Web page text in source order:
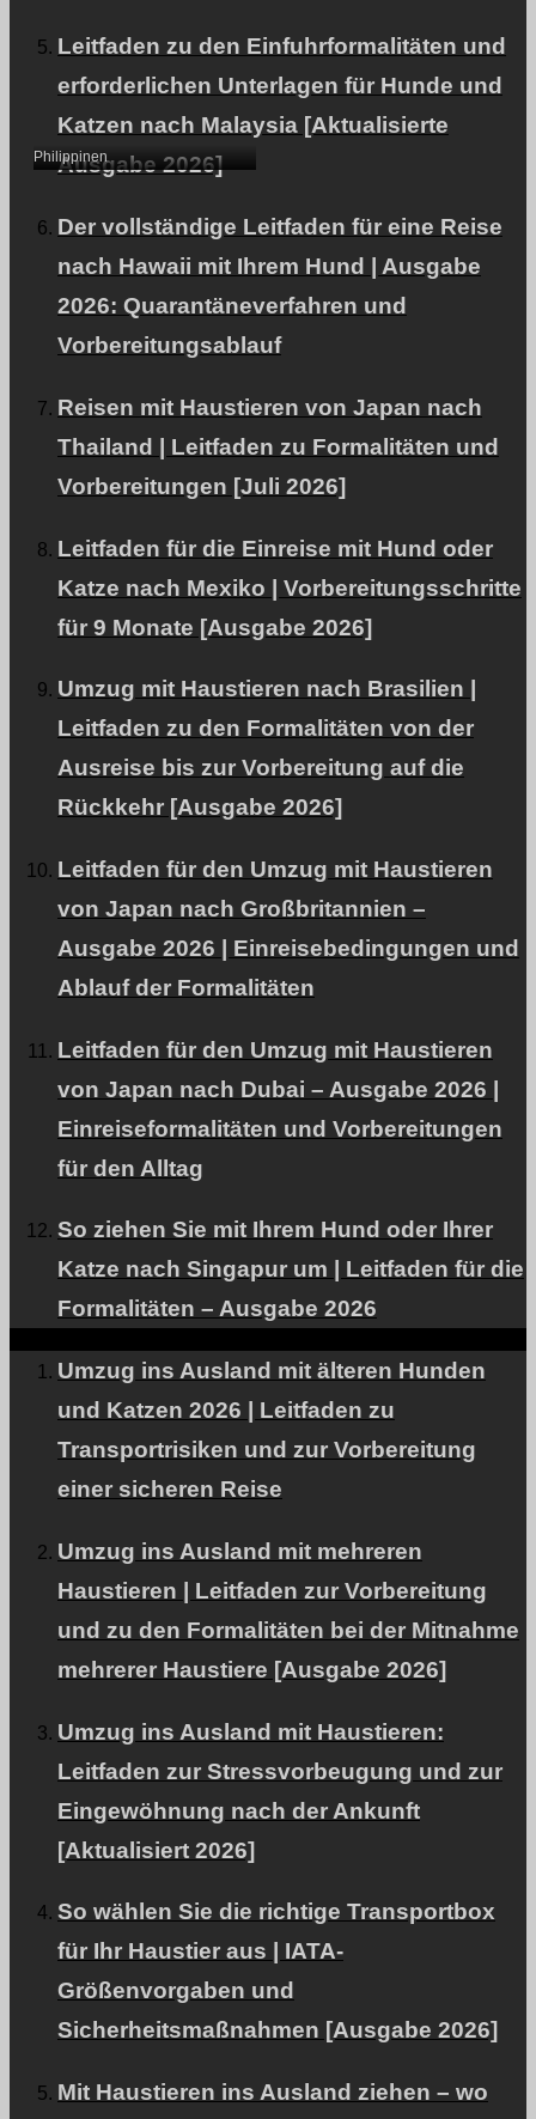
Leitfaden zu den Einfuhrformalitäten und
erforderlichen Unterlagen für Hunde und
Katzen nach Malaysia [Aktualisierte
Ausgabe 2026]
Der vollständige Leitfaden für eine Reise
nach Hawaii mit Ihrem Hund | Ausgabe
2026: Quarantäneverfahren und
Vorbereitungsablauf
Reisen mit Haustieren von Japan nach
Thailand | Leitfaden zu Formalitäten und
Vorbereitungen [Juli 2026]
Leitfaden für die Einreise mit Hund oder
Katze nach Mexiko | Vorbereitungsschritte
für 9 Monate [Ausgabe 2026]
Umzug mit Haustieren nach Brasilien |
Leitfaden zu den Formalitäten von der
Ausreise bis zur Vorbereitung auf die
Rückkehr [Ausgabe 2026]
Leitfaden für den Umzug mit Haustieren
von Japan nach Großbritannien –
Ausgabe 2026 | Einreisebedingungen und
Ablauf der Formalitäten
Leitfaden für den Umzug mit Haustieren
von Japan nach Dubai – Ausgabe 2026 |
Einreiseformalitäten und Vorbereitungen
für den Alltag
So ziehen Sie mit Ihrem Hund oder Ihrer
Katze nach Singapur um | Leitfaden für die
Formalitäten – Ausgabe 2026
Umzug ins Ausland mit älteren Hunden
und Katzen 2026 | Leitfaden zu
Transportrisiken und zur Vorbereitung
einer sicheren Reise
Umzug ins Ausland mit mehreren
Haustieren | Leitfaden zur Vorbereitung
und zu den Formalitäten bei der Mitnahme
mehrerer Haustiere [Ausgabe 2026]
Umzug ins Ausland mit Haustieren:
Leitfaden zur Stressvorbeugung und zur
Eingewöhnung nach der Ankunft
[Aktualisiert 2026]
So wählen Sie die richtige Transportbox
für Ihr Haustier aus | IATA-
Größenvorgaben und
Sicherheitsmaßnahmen [Ausgabe 2026]
Mit Haustieren ins Ausland ziehen – wo
Ausfuhr eines Hundes
(Chihuahua) auf die
Philippinen
Ein Haushund wurde
auf die Philippinen
Verbreitung von Informationen.
Über PetAir
Unsere Dienstleistungen und Philosophie.
Informationen über Auswanderung und Reisen ins Ausland.
Preispläne
Pläne, die auf Ihre Bedürfnisse zugeschnitten sind.
Unser Team
Facebook
Instagram
RSS
Über PetAir JPN
Was unsere Kunden sagen.
Häufig gestellte Fragen zum internationalen Transport
von Heimtieren
RECRUIT
Profil des Unternehmens
Anfrage
Allianzpartner gesucht
Datenschutzbestimmungen.
FÜR INTERNATIONALE KUNDEN